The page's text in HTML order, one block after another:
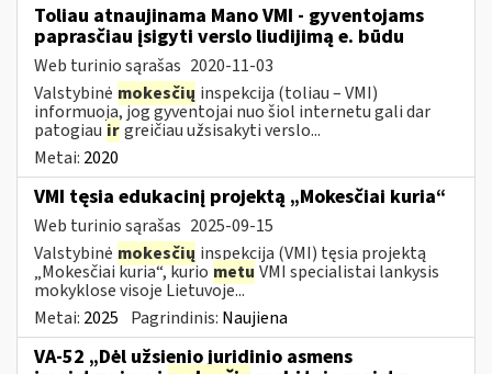
Toliau atnaujinama Mano VMI - gyventojams
paprasčiau įsigyti verslo liudijimą e. būdu
Web turinio sąrašas 2020-11-03
Valstybinė mokesčių inspekcija (toliau – VMI)
informuoja, jog gyventojai nuo šiol internetu gali dar
patogiau irgreičiau užsisakyti verslo...
Metai: 2020
VMI tęsia edukacinį projektą „Mokesčiai kuria“
Web turinio sąrašas 2025-09-15
Valstybinė mokesčių inspekcija (VMI) tęsia projektą
„Mokesčiai kuria“, kurio metu VMI specialistai lankysis
mokyklose visoje Lietuvoje...
Metai: 2025 Pagrindinis: Naujiena
VA-52 „Dėl užsienio juridinio asmens